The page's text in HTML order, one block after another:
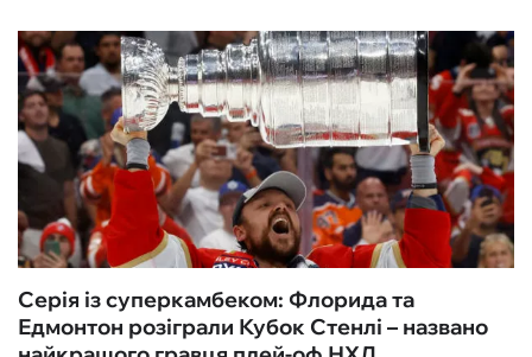
Серія із суперкамбеком: Флорида та
Едмонтон розіграли Кубок Стенлі – названо